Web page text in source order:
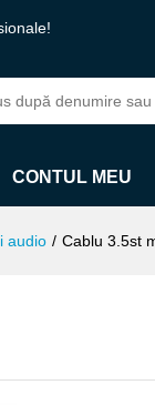
CONTUL MEU
audio / Cablu 3.5st